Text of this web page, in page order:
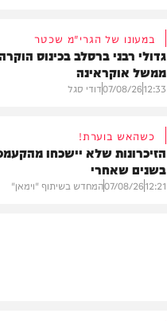
במעונו של הגרי"מ שכטר
גדולי רבני ברסלב בכינוס
ממשל אוקראינה
12:33
07/08/26דודי סגל
כשהאש בוערת!
הזיכרונות שלא יישכחו
בשנים שאחרי
12:21
07/08/26המחדש בשיתוף "וימאן"